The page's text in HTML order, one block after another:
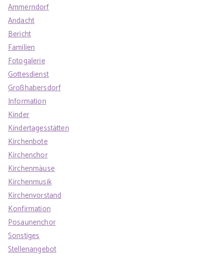
Ammerndorf
Andacht
Bericht
Familien
Fotogalerie
Gottesdienst
Großhabersdorf
Information
Kinder
Kindertagesstätten
Kirchenbote
Kirchenchor
Kirchenmäuse
Kirchenmusik
Kirchenvorstand
Konfirmation
Posaunenchor
Sonstiges
Stellenangebot